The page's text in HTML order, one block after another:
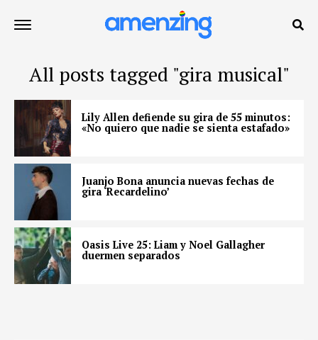
All posts tagged "gira musical"
Lily Allen defiende su gira de 55 minutos:
«No quiero que nadie se sienta estafado»
Juanjo Bona anuncia nuevas fechas de
gira ‘Recardelino’
Oasis Live 25: Liam y Noel Gallagher
duermen separados